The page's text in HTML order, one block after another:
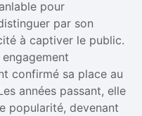
pour
par son
à captiver le public.
confirmé sa place au
années passant, elle
popularité, devenant